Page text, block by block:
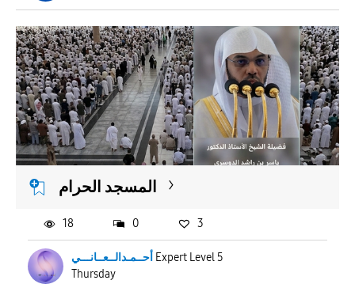
المسجد الحرام
أحــمـدالــعــانـــي Expert Level 5
Thursday
18 0 3